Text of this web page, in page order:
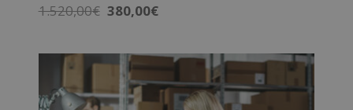
1.520,00€ Il
era:
1.520,00€.
380,00€Il
380,00€.